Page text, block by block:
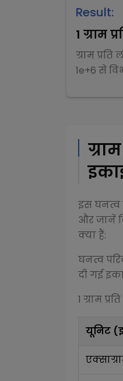
Result:
1 ग्राम
ग्राम प्रति
1e+6 से
इसघनत्व
और जानें
क्या हैं:
घनत्व
दी गई
1 ग्राम
यूनिट